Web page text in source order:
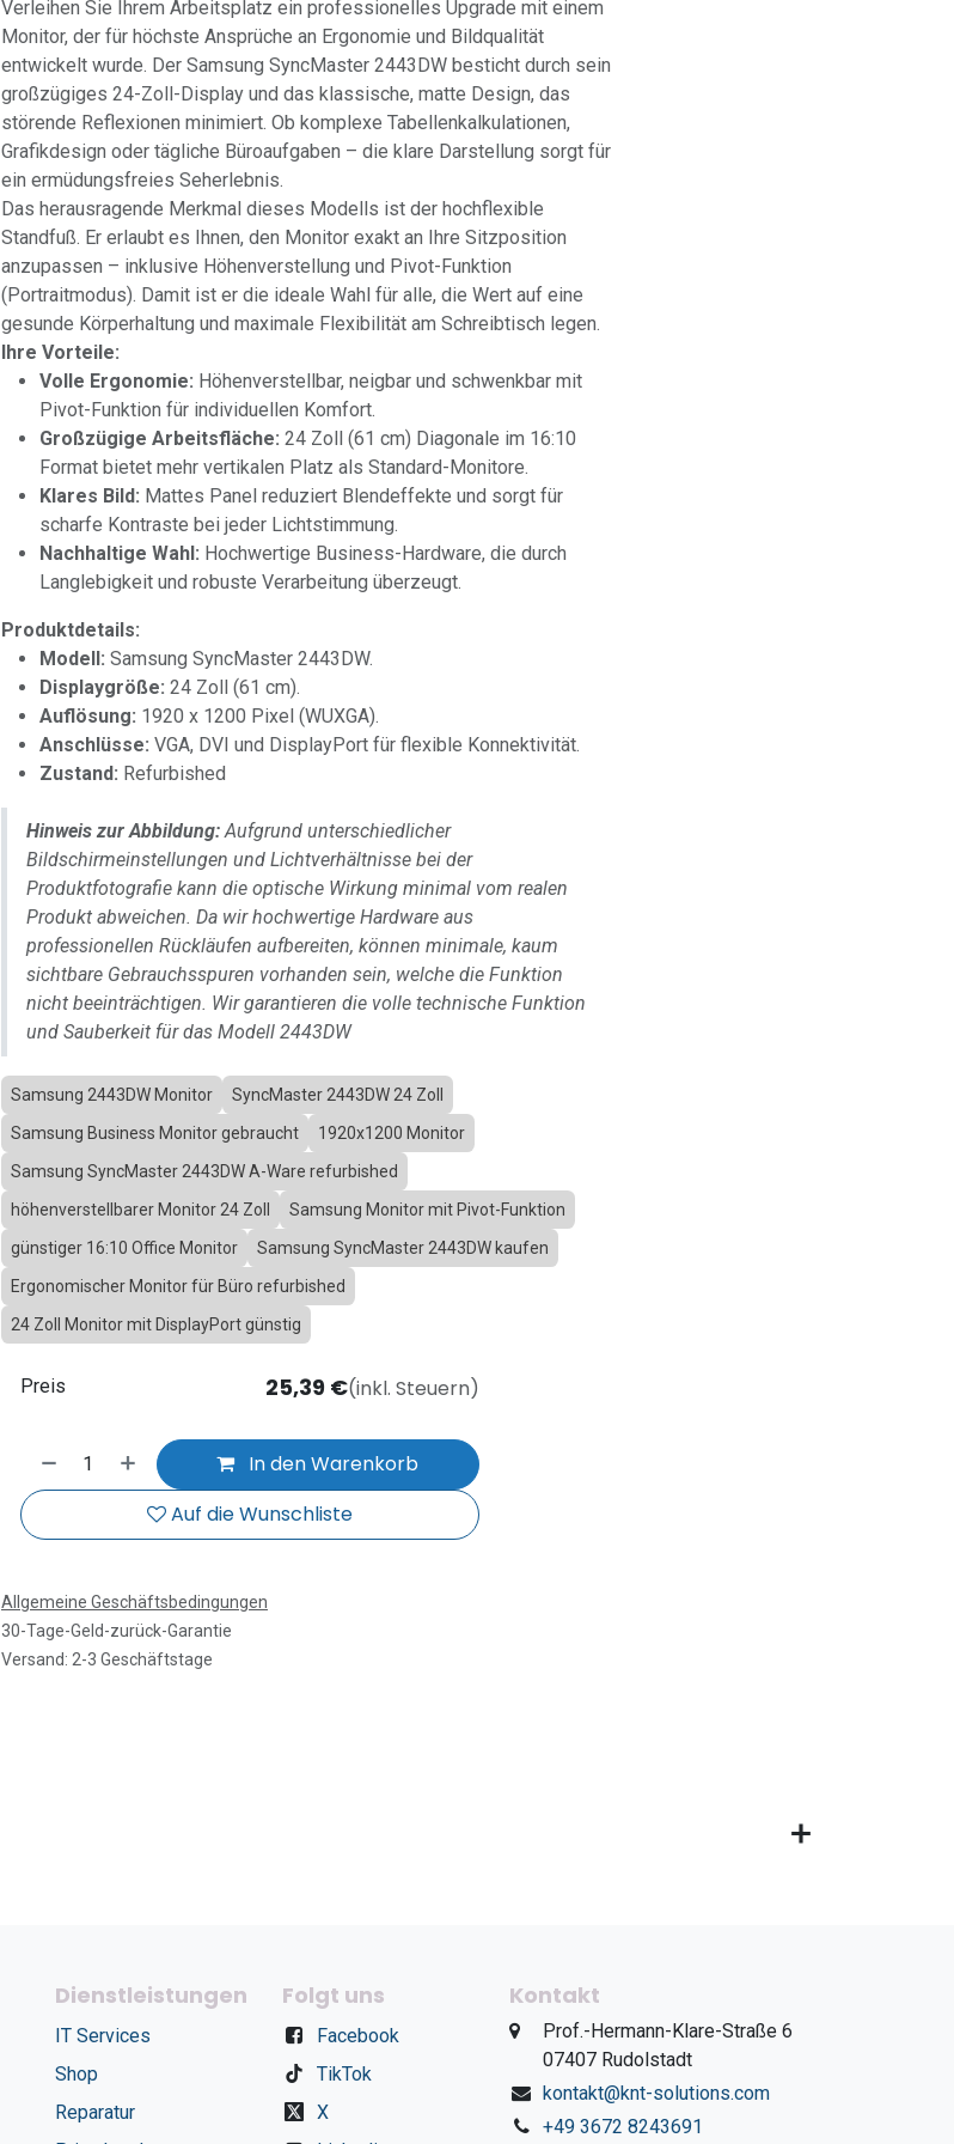
Verleihen Sie Ihrem Arbeitsplatz ein professionelles Upgrade mit einem
Monitor, der für höchste Ansprüche an Ergonomie und Bildqualität
entwickelt wurde. Der Samsung SyncMaster 2443DW besticht durch sein
großzügiges 24-Zoll-Display und das klassische, matte Design, das
störende Reflexionen minimiert. Ob komplexe Tabellenkalkulationen,
Grafikdesign oder tägliche Büroaufgaben – die klare Darstellung sorgt für
ein ermüdungsfreies Seherlebnis.
Das herausragende Merkmal dieses Modells ist der hochflexible
Standfuß. Er erlaubt es Ihnen, den Monitor exakt an Ihre Sitzposition
anzupassen – inklusive Höhenverstellung und Pivot-Funktion
(Portraitmodus). Damit ist er die ideale Wahl für alle, die Wert auf eine
gesunde Körperhaltung und maximale Flexibilität am Schreibtisch legen.
Ihre Vorteile:
Volle Ergonomie: Höhenverstellbar, neigbar und schwenkbar mit
Pivot-Funktion für individuellen Komfort.
Großzügige Arbeitsfläche: 24 Zoll (61 cm) Diagonale im 16:10
Format bietet mehr vertikalen Platz als Standard-Monitore.
Klares Bild: Mattes Panel reduziert Blendeffekte und sorgt für
scharfe Kontraste bei jeder Lichtstimmung.
Nachhaltige Wahl: Hochwertige Business-Hardware, die durch
Langlebigkeit und robuste Verarbeitung überzeugt.
Produktdetails:
Modell: Samsung SyncMaster 2443DW.
Displaygröße: 24 Zoll (61 cm).
Auflösung: 1920 x 1200 Pixel (WUXGA).
Anschlüsse: VGA, DVI und DisplayPort für flexible Konnektivität.
Zustand: Refurbished
Hinweis zur Abbildung:Aufgrund unterschiedlicher
Bildschirmeinstellungen und Lichtverhältnisse bei der
Produktfotografie kann die optische Wirkung minimal vom realen
Produkt abweichen. Da wir hochwertige Hardware aus
professionellen Rückläufen aufbereiten, können minimale, kaum
sichtbare Gebrauchsspuren vorhanden sein, welche die Funktion
nicht beeinträchtigen. Wir garantieren die volle technische Funktion
und Sauberkeit für das Modell 2443DW
Samsung 2443DW Monitor
SyncMaster 2443DW 24 Zoll
Samsung Business Monitor gebraucht
1920x1200 Monitor
Samsung SyncMaster 2443DW A-Ware refurbished
höhenverstellbarer Monitor 24 Zoll
Samsung Monitor mit Pivot-Funktion
günstiger 16:10 Office Monitor
Samsung SyncMaster 2443DW kaufen
Ergonomischer Monitor für Büro refurbished
24 Zoll Monitor mit DisplayPort günstig
In den Warenkorb
Auf die Wunschliste
Preis 25,39€(inkl. Steuern)
Allgemeine Geschäftsbedingungen
30-Tage-Geld-zurück-Garantie
Versand: 2-3 Geschäftstage
Dienstleistungen
IT Services
Shop
Reparatur
Folgt uns
Facebook
TikTok
X
Kontakt
​Prof.-Hermann-Klare-Straße 6
​07407 Rudolstadt
kontakt@knt-solutions.com
+49 3672 8243691